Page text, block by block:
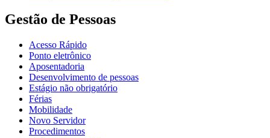
Gestão de Pessoas
Acesso Rápido
Ponto eletrônico
Aposentadoria
Desenvolvimento de pessoas
Estágio não obrigatório
Férias
Mobilidade
Novo Servidor
Procedimentos